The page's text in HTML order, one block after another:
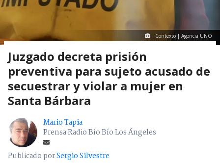
Contexto | Agencia UNO
Juzgado decreta prisión
preventiva para sujeto acusado de
secuestrar y violar a mujer en
Santa Bárbara
Mario Tapia
Prensa Radio Bío Bío Los Ángeles
Publicado porSergio Silvestre